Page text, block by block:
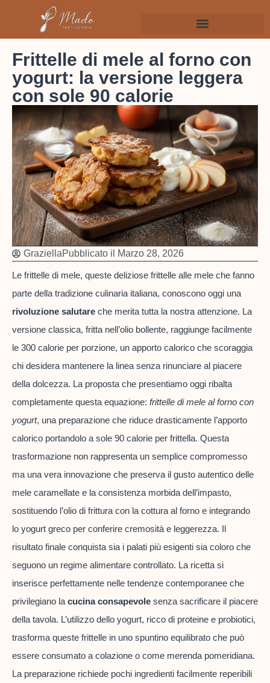
Frittelle di mele al forno con
yogurt: la versione leggera
con sole 90 calorie
GraziellaPubblicato il Marzo 28, 2026
Le frittelle di mele, queste deliziose frittelle alle mele che fanno
parte della tradizione culinaria italiana, conoscono oggi una
rivoluzione salutare che merita tutta la nostra attenzione. La
versione classica, fritta nell’olio bollente, raggiunge facilmente
le 300 calorie per porzione, un apporto calorico che scoraggia
chi desidera mantenere la linea senza rinunciare al piacere
della dolcezza. La proposta che presentiamo oggi ribalta
completamente questa equazione: frittelle di mele al forno con
yogurt, una preparazione che riduce drasticamente l’apporto
calorico portandolo a sole 90 calorie per frittella. Questa
trasformazione non rappresenta un semplice compromesso
ma una vera innovazione che preserva il gusto autentico delle
mele caramellate e la consistenza morbida dell’impasto,
sostituendo l’olio di frittura con la cottura al forno e integrando
lo yogurt greco per conferire cremosità e leggerezza. Il
risultato finale conquista sia i palati più esigenti sia coloro che
seguono un regime alimentare controllato. La ricetta si
inserisce perfettamente nelle tendenze contemporanee che
privilegiano la cucina consapevole senza sacrificare il piacere
della tavola. L’utilizzo dello yogurt, ricco di proteine e probiotici,
trasforma queste frittelle in uno spuntino equilibrato che può
essere consumato a colazione o come merenda pomeridiana.
La preparazione richiede pochi ingredienti facilmente reperibili